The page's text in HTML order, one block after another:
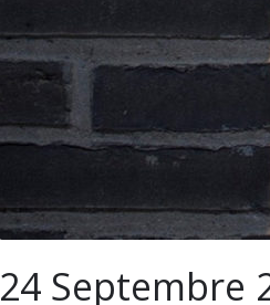
24 Septembre